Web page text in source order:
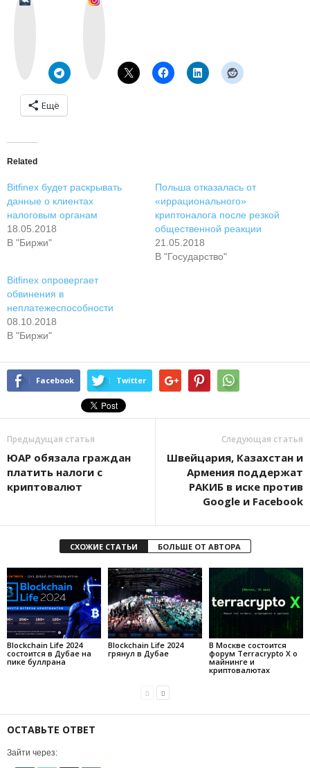
Ещё
Related
Bitfinex будет раскрывать
данные о клиентах
налоговым органам
18.05.2018
В "Биржи"
Польша отказалась от
«иррационального»
криптоналога после резкой
общественной реакции
21.05.2018
В "Государство"
Bitfinex опровергает
обвинения в
неплатежеспособности
08.10.2018
В "Биржи"
Facebook Twitter
Предыдущая статья
ЮАР обязала граждан
платить налоги с
криптовалют
Следующая статья
Швейцария, Казахстан и
Армения поддержат
РАКИБ в иске против
Google и Facebook
СХОЖИЕ СТАТЬИ БОЛЬШЕ ОТ АВТОРА
Blockchain Life 2024
состоится в Дубае на
пике буллрана
Blockchain Life 2024
грянул в Дубае
В Москве состоится
форум Terracrypto X о
майнинге и
криптовалютах
ОСТАВЬТЕ ОТВЕТ
Зайти через: